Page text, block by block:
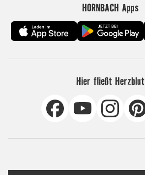
HORNBACH Apps
Hier fließt Herzblut